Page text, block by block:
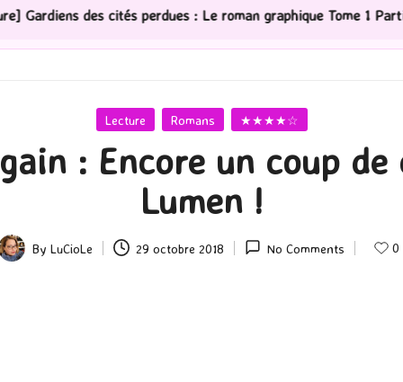
perdues : Le roman graphique Tome 1 Partie 2
Posted
Lecture Romans ★★★★☆
: Encore un coup
Lumen !
By LuCioLe 29 octobre 2018 No Comments 0